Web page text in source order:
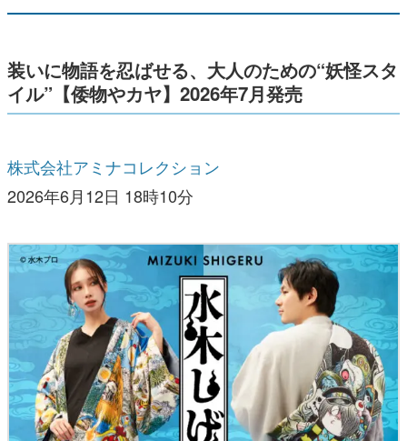
装いに物語を忍ばせる、大人のための“妖怪スタ
イル”【倭物やカヤ】2026年7月発売
株式会社アミナコレクション
2026年6月12日 18時10分